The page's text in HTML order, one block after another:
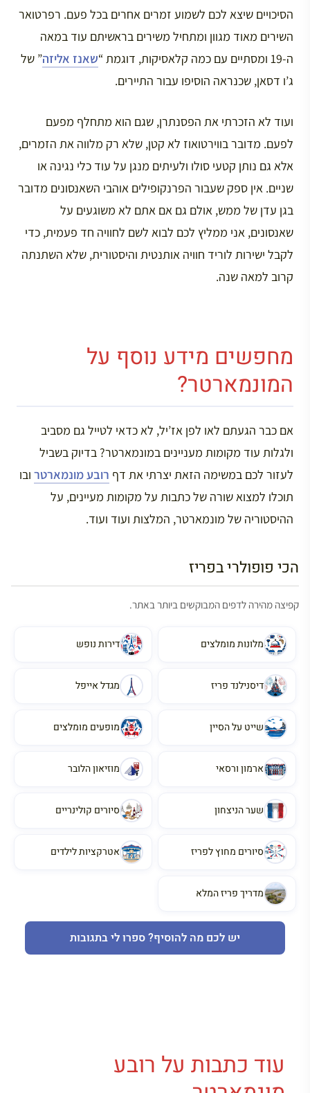
הסיכויים שיצא לכם לשמוע זמרים אחרים בכל פעם. רפרטואר
השירים מאוד מגוון ומתחיל משירים בראשיתם עוד במאה
ה-19 ומסתיים עם כמה קלאסיקות, דוגמת “
שאנז אליזה” של
ג’ו דסאן, שכנראה הוסיפו עבור התיירים.
ועוד לא הזכרתי את הפסנתרן, שגם הוא מתחלף מפעם
לפעם. מדובר בווירטואוז לא קטן, שלא רק מלווה את הזמרים,
אלא גם נותן קטעי סולו ולעיתים מנגן על עוד כלי נגינה או
שניים. אין ספק שעבור הפרנקופילים אוהבי השאנסונים מדובר
בגן עדן של ממש, אולם גם אם אתם לא משוגעים על
שאנסונים, אני ממליץ לכם לבוא לשם לחוויה חד פעמית, כדי
לקבל ישירות לוריד חוויה אותנטית והיסטורית, שלא השתנתה
קרוב למאה שנה.
מחפשים מידע נוסף על
המונמארטר?
אם כבר הגעתם לאו לפן אז’יל, לא כדאי לטייל גם מסביב
ולגלות עוד מקומות מעניינים במונמארטר? בדיוק בשביל
לעזור לכם במשימה הזאת יצרתי את דף רובע מונמארטר ובו
תוכלו למצוא שורה של כתבות על מקומות מעיינים, על
ההיסטוריה של מונמארטר, המלצות ועוד ועוד.
הכי פופולרי בפריז
קפיצה מהירה לדפים המבוקשים ביותר באתר.
מלונות מומלצים דירות נופש
דיסנילנד פריז מגדל אייפל
שייט על הסיין מופעים מומלצים
ארמון ורסאי מוזיאון הלובר
שער הניצחון סיורים קולינריים
סיורים מחוץ לפריז אטרקציות לילדים
מדריך פריז המלא
יש לכם מה להוסיף? ספרו לי בתגובות
עוד כתבות על רובע